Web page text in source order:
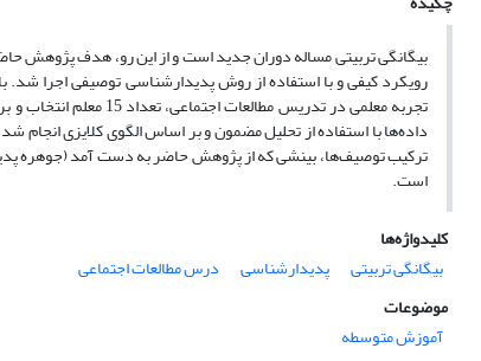
بیگانگی تربیتی مساله دوران جدید است و از این رو، هدف پژوهش
تجربه معلمی در
ترکیب توصیف‌ها، بینشی که از پژوهش حاضر به دست آمد (جوهره
است.
کلیدواژه‌ها
بیگانگی تربیتی
پدیدارشناسی
درس مطالعات اجتماعی
موضوعات
آموزش متوسطه